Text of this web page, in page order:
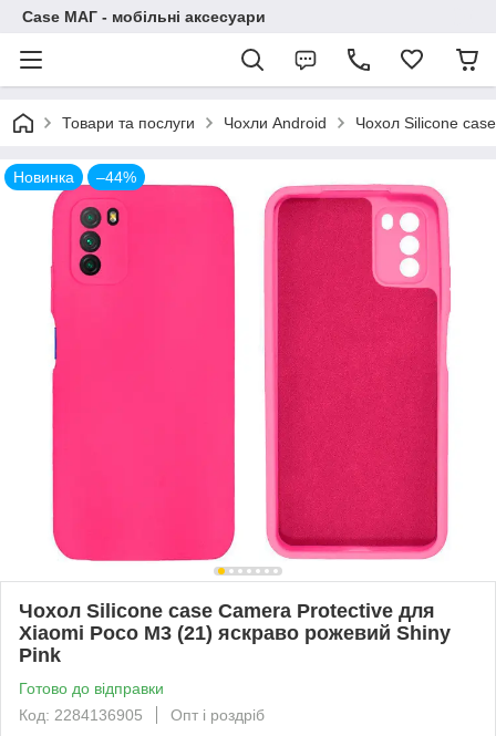
Case МАГ - мобільні аксесуари
Товари та послуги Чохли Android Чохол Silicone
Новинка –44%
Чохол Silicone case Camera Protective для
Xiaomi Poco M3 (21) яскраво рожевий Shiny
Pink
Готово до відправки
Код: 2284136905
Опт і роздріб